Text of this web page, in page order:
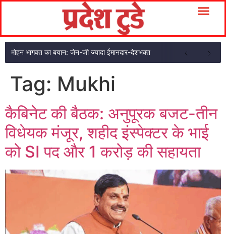
मोहन भागवत का बयान: जेन-जी ज्यादा ईमानदार-देशभक्त
Tag: Mukhi
कैबिनेट की बैठक: अनुपूरक बजट-तीन
विधेयक मंजूर, शहीद इंस्पेक्टर के भाई
को SI पद और 1 करोड़ की सहायता